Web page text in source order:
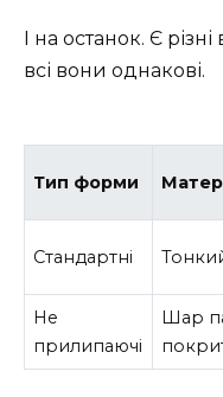
І на останок. Є
всі вони однакові.
Тип форми
Стандартні
Не
прилипаючі
Шар